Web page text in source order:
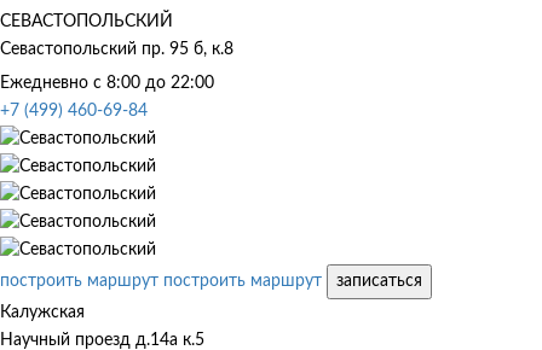
СЕВАСТОПОЛЬСКИЙ
Севастопольский пр. 95 б, к.8
Ежедневно с 8:00 до 22:00
+7 (499) 460-69-84
построить маршрут построить маршрут
записаться
Калужская
Научный проезд д.14а к.5